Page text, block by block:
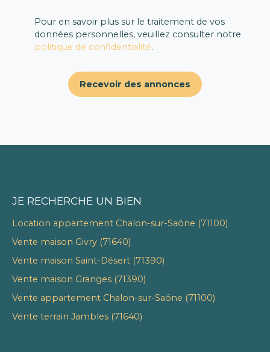
copropriété Un
appartement rare sur
le secteur, alliant
tranquillité et
emplacement
privilégié. Je suis à
organiser une visite.
Pour en savoir plus sur le traitement de vos
données personnelles, veuillez consulter notre
politique de confidentialité.
Recevoir des annonces
JE RECHERCHE UN BIEN
Location appartement Chalon-sur-Saône (71100)
Vente maison Givry (71640)
Vente maison Saint-Désert (71390)
Vente maison Granges (71390)
Vente appartement Chalon-sur-Saône (71100)
Vente terrain Jambles (71640)